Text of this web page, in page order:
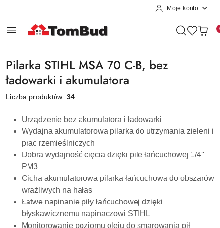
Moje konto
Pilarka STIHL MSA 70 C-B, bez
ładowarki i akumulatora
Liczba produktów:34
Urządzenie bez akumulatora i ładowarki
Wydajna akumulatorowa pilarka do utrzymania zieleni i
prac rzemieślniczych
Dobra wydajność cięcia dzięki pile łańcuchowej 1/4''
PM3
Cicha akumulatorowa pilarka łańcuchowa do obszarów
wrażliwych na hałas
Łatwe napinanie piły łańcuchowej dzięki
błyskawicznemu napinaczowi STIHL
Monitorowanie poziomu oleju do smarowania pił